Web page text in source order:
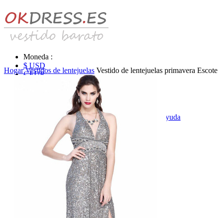
Moneda :
$ USD
€ EUR
Identificarse & Registrarse |Obtener la contraseña Ayuda
Vestidos de novia
Vestido de novia liquidación y venta
Vestidos de novia vendimia
Hogar Vestidos de lentejuelas Vestido de lentejuelas primavera